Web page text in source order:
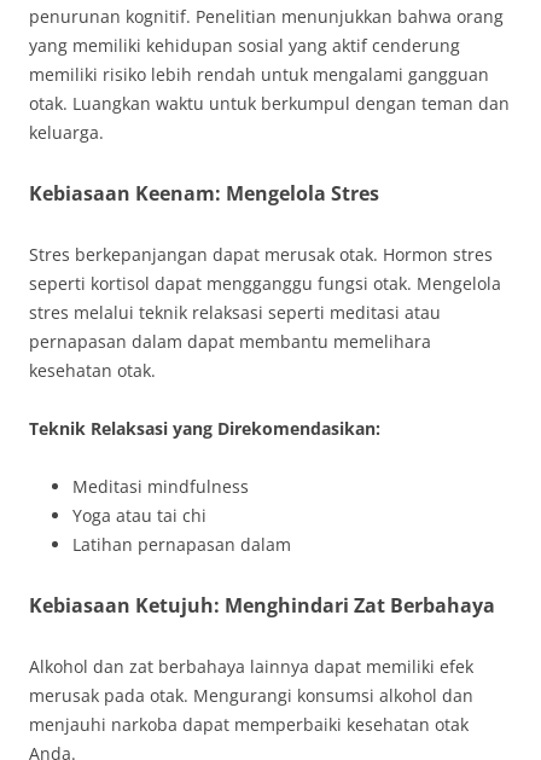
penurunan kognitif. Penelitian menunjukkan bahwa orang
yang memiliki kehidupan sosial yang aktif cenderung
memiliki risiko lebih rendah untuk mengalami gangguan
otak. Luangkan waktu untuk berkumpul dengan teman dan
keluarga.
Kebiasaan Keenam: Mengelola Stres
Stres berkepanjangan dapat merusak otak. Hormon stres
seperti kortisol dapat mengganggu fungsi otak. Mengelola
stres melalui teknik relaksasi seperti meditasi atau
pernapasan dalam dapat membantu memelihara
kesehatan otak.
Teknik Relaksasi yang Direkomendasikan:
Meditasi mindfulness
Yoga atau tai chi
Latihan pernapasan dalam
Kebiasaan Ketujuh: Menghindari Zat Berbahaya
Alkohol dan zat berbahaya lainnya dapat memiliki efek
merusak pada otak. Mengurangi konsumsi alkohol dan
menjauhi narkoba dapat memperbaiki kesehatan otak
Anda.